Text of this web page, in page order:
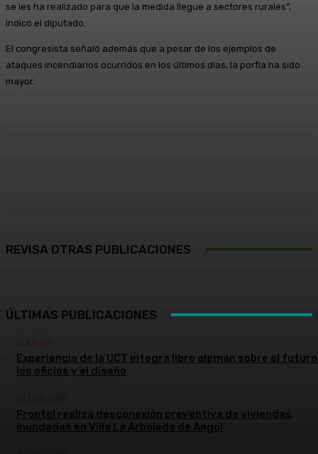
se les ha realizado para que la medida llegue a sectores rurales”,
indicó el diputado.
El congresista señaló además que a pesar de los ejemplos de
ataques incendiarios ocurridos en los últimos días, la porfía ha sido
mayor.
REVISA OTRAS PUBLICACIONES
ÚLTIMAS PUBLICACIONES
Experiencia de la UCT integra libro alemán sobre el
los oficios y el diseño
Frontel realiza desconexión preventiva de viviendas
inundadas en Villa La Arboleda de Angol